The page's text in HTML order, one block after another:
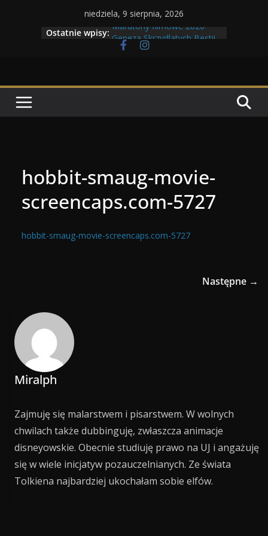
niedziela, 9 sierpnia, 2026
Ostatnie wpisy: Maratony filmowe 2026
Geneza Skrzydlatych Bestii
Wojna krasnoludów z elfami
hobbit-smaug-movie-
screencaps.com-5727
hobbit-smaug-movie-screencaps.com-5727
Następne →
Miralph
Zajmuję się malarstwem i pisarstwem. W wolnych
chwilach także dubbinguję, zwłaszcza animacje
disneyowskie. Obecnie studiuję prawo na UJ i angażuję
się w wiele inicjatyw pozauczelnianych. Ze świata
Tolkiena najbardziej ukochałam sobie elfów.